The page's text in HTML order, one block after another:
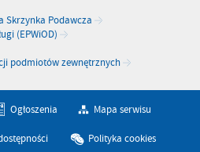
Skrzynka Podawcza
(EPWiOD)
podmiotów zewnętrznych
Ogłoszenia Mapa serwisu
Polityka cookies